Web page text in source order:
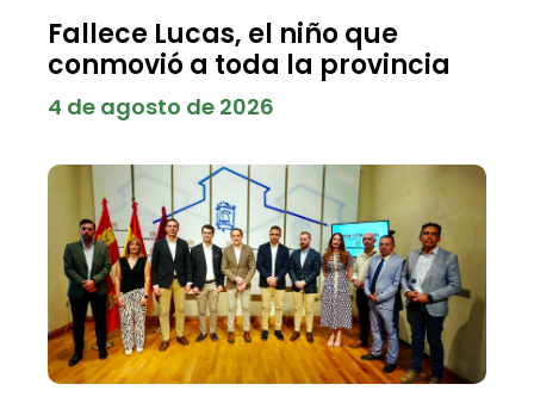
Fallece Lucas, el niño que
conmovió a toda la provincia
4 de agosto de 2026